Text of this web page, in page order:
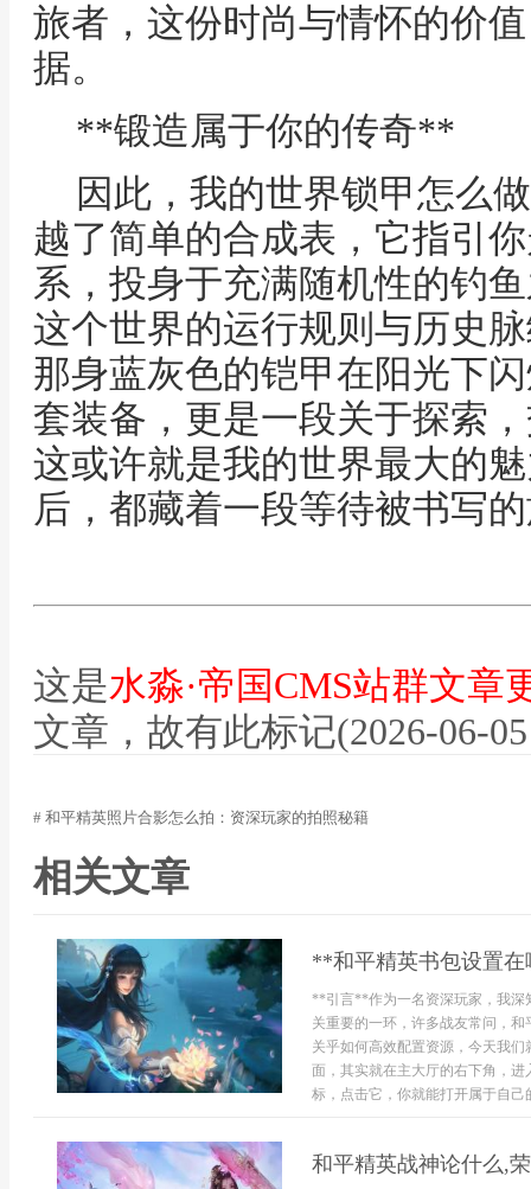
旅者，这份时尚与情怀的价
据。
**锻造属于你的传奇**
因此，我的世界锁甲怎么
越了简单的合成表，它指引
系，投身于充满随机性的钓
这个世界的运行规则与历史
那身蓝灰色的铠甲在阳光下
套装备，更是一段关于探索
这或许就是我的世界最大的
后，都藏着一段等待被书写
这是水淼·帝国CMS站群文章
文章，故有此标记(2026-06-
# 和平精英照片合影怎么拍：资深玩家的拍照秘籍
相关文章
**和平精英书包设置
**引言**作为一名资深玩家，我深
关重要的一环，许多战友常问，
关乎如何高效配置资源，今天我
面，其实就在主大厅的右下角，
标，点击它，你就能打开属于自己
和平精英战神论什么,